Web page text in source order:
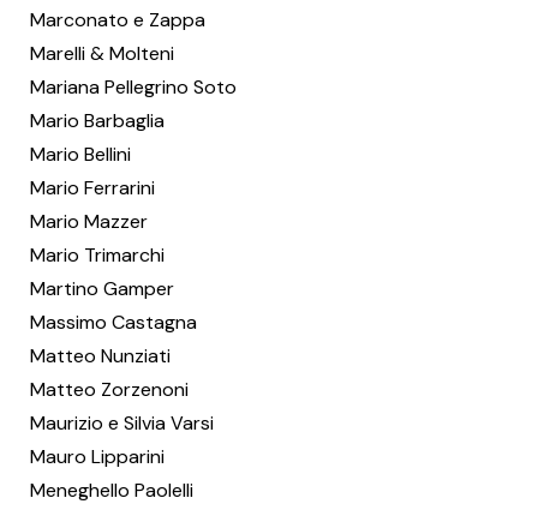
Marconato e Zappa
Marelli & Molteni
Mariana Pellegrino Soto
Mario Barbaglia
Mario Bellini
Mario Ferrarini
Mario Mazzer
Mario Trimarchi
Martino Gamper
Massimo Castagna
Matteo Nunziati
Matteo Zorzenoni
Maurizio e Silvia Varsi
Mauro Lipparini
Meneghello Paolelli